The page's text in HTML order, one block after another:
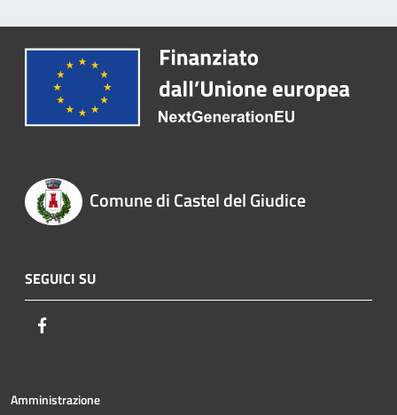
Comune di Castel del Giudice
SEGUICI SU
Amministrazione